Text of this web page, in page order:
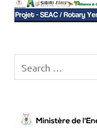
for: